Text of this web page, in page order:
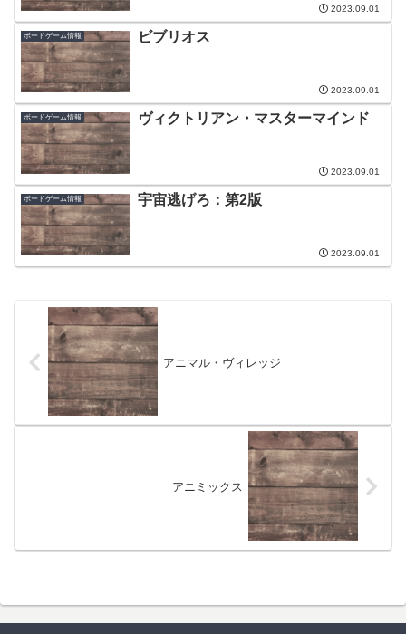
2023.09.01
ボードゲーム情報 ビブリオス
2023.09.01
ボードゲーム情報 ヴィクトリアン・マスターマインド
2023.09.01
ボードゲーム情報 宇宙逃げろ：第2版
2023.09.01
アニマル・ヴィレッジ
アニミックス